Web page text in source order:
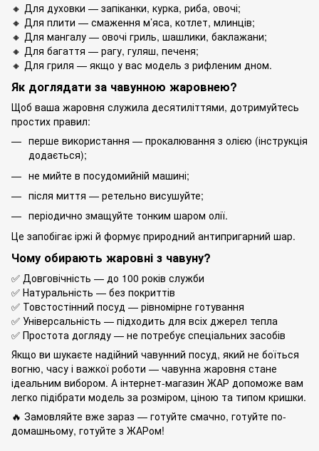
🔸 Для духовки — запіканки, курка, риба, овочі;
🔸 Для плити — смаження м’яса, котлет, млинців;
🔸 Для мангалу — овочі гриль, шашлики, баклажани;
🔸 Для багаття — рагу, гуляш, печеня;
🔸 Для гриля — якщо у вас модель з рифленим дном.
Як доглядати за чавунною жаровнею?
Щоб ваша жаровня служила десятиліттями, дотримуйтесь
простих правил:
перше використання — прокалювання з олією (інструкція
додається);
не мийте в посудомийній машині;
після миття — ретельно висушуйте;
періодично змащуйте тонким шаром олії.
Це запобігає іржі й формує природний антипригарний шар.
Чому обирають жаровні з чавуну?
✅ Довговічність — до 100 років служби
✅ Натуральність — без покриттів
✅ Товстостінний посуд — рівномірне готування
✅ Універсальність — підходить для всіх джерел тепла
✅ Простота догляду — не потребує спеціальних засобів
Якщо ви шукаєте надійний чавунний посуд, який не боїться
вогню, часу і важкої роботи — чавунна жаровня стане
ідеальним вибором. А інтернет-магазин ЖАР допоможе вам
легко підібрати модель за розміром, ціною та типом кришки.
🔥 Замовляйте вже зараз — готуйте смачно, готуйте по-
домашньому, готуйте з ЖАРом!